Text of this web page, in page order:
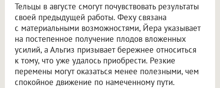
Тельцы в августе смогут почувствовать результаты
своей предыдущей работы. Феху связана
с материальными возможностями, Йера указывает
на постепенное получение плодов вложенных
усилий, а Альгиз призывает бережнее относиться
к тому, что уже удалось приобрести. Резкие
перемены могут оказаться менее полезными, чем
спокойное движение по намеченному пути.